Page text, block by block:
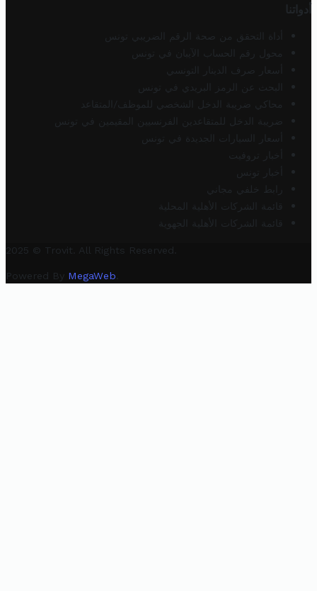
أدواتنا
أداة التحقق من صحة الرقم الضريبي تونس
محول رقم الحساب الآيبان في تونس
أسعار صرف الدينار التونسي
البحث عن الرمز البريدي في تونس
محاكي ضريبة الدخل الشخصي للموظف/المتقاعد
ضريبة الدخل للمتقاعدين الفرنسيين المقيمين في تونس
أسعار السيارات الجديدة في تونس
أخبار تروفيت
أخبار تونس
رابط خلفي مجاني
قائمة الشركات الأهلية المحلية
قائمة الشركات الأهلية الجهوية
2025 © Trovit. All Rights Reserved.
Powered By MegaWeb